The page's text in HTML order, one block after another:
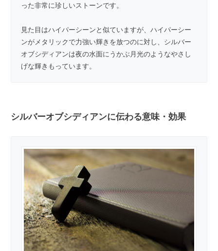
った非常に珍しいストーンです。
見た目はハイパーシーンと似ていますが、ハイパーシー
ンがメタリックで力強い輝きを放つのに対し、シルバー
オブシディアンは夜の水面にうかぶ月光のようなやさし
げな輝きもっています。
シルバーオブシディアンに伝わる意味・効果